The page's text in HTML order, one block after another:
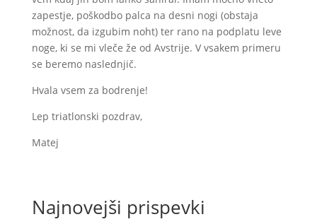
zapestje, poškodbo palca na desni nogi (obstaja
možnost, da izgubim noht) ter rano na podplatu leve
noge, ki se mi vleče že od Avstrije. V vsakem primeru
se beremo naslednjič.
Hvala vsem za bodrenje!
Lep triatlonski pozdrav,
Matej
Najnovejši prispevki